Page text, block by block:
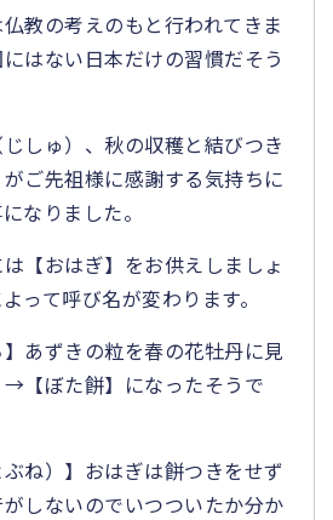
教の考えのもと行われてきま
はない日本だけの習慣だそう
しゅ）、秋の収穫と結びつき
ご先祖様に感謝する気持ちに
なりました。
【おはぎ】をお供えしましょ
って呼び名が変わります。
あずきの粒を春の花牡丹に見
【ぼた餅】になったそうで
ね）】おはぎは餅つきをせず
しないのでいつついたか分か